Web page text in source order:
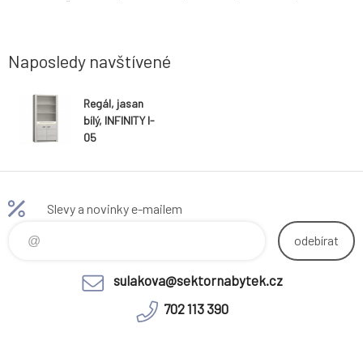
Naposledy navštívené
Regál, jasan
bílý, INFINITY I-
05
Slevy a novinky e-mailem
odebírat
sulakova@sektornabytek.cz
702 113 390